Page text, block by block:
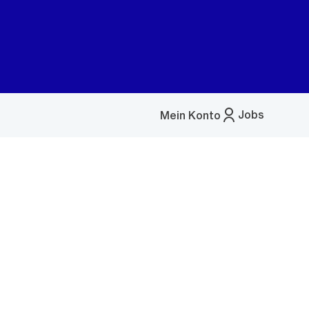
Jobs
Mein Konto
Menü